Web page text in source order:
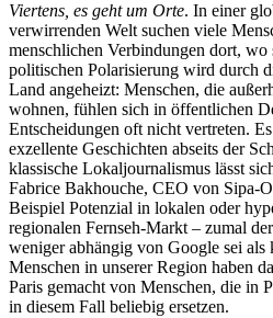
Viertens, es geht um Orte. In einer
verwirrenden Welt suchen viele
menschlichen Verbindungen dort,
politischen Polarisierung wird durch
Land angeheizt: Menschen, die
wohnen, fühlen sich in öffentlichen
Entscheidungen oft nicht vertreten.
exzellente Geschichten abseits der
klassische Lokaljournalismus lässt
Fabrice Bakhouche, CEO von Sipa-
Beispiel Potenzial in lokalen oder
regionalen Fernseh-Markt – zumal
weniger abhängig von Google sei als
Menschen in unserer Region haben
Paris gemacht von Menschen, die in
in diesem Fall beliebig ersetzen.